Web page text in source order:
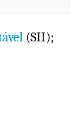
(SII);